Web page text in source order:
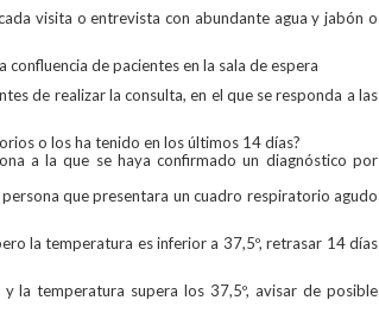
visita o entrevista con abundante agua y jabón o
de pacientes en la sala de espera
de realizar la consulta, en el que se responda a las
o los ha tenido en los últimos 14 días?
a la que se haya confirmado un diagnóstico por
que presentara un cuadro respiratorio agudo
la temperatura es inferior a 37,5º, retrasar 14 días
la temperatura supera los 37,5º, avisar de posible